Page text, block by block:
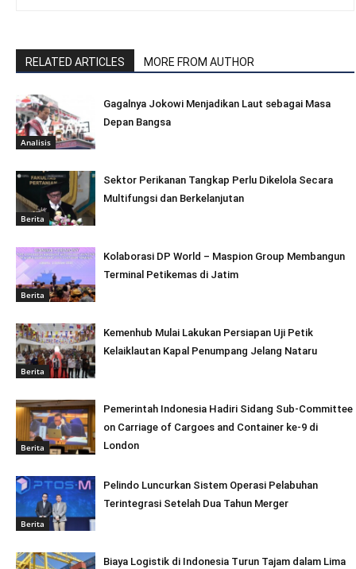
RELATED ARTICLES MORE FROM AUTHOR
Analisis
Gagalnya Jokowi Menjadikan Laut sebagai Masa
Depan Bangsa
Berita
Sektor Perikanan Tangkap Perlu Dikelola Secara
Multifungsi dan Berkelanjutan
Berita
Kolaborasi DP World – Maspion Group Membangun
Terminal Petikemas di Jatim
Berita
Kemenhub Mulai Lakukan Persiapan Uji Petik
Kelaiklautan Kapal Penumpang Jelang Nataru
Berita
Pemerintah Indonesia Hadiri Sidang Sub-Committee
on Carriage of Cargoes and Container ke-9 di
London
Berita
Pelindo Luncurkan Sistem Operasi Pelabuhan
Terintegrasi Setelah Dua Tahun Merger
Biaya Logistik di Indonesia Turun Tajam dalam Lima